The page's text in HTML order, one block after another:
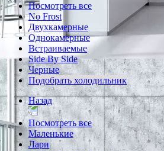
Посмотреть все
No Frost
Двухкамерные
Однокамерные
Встраиваемые
Side By Side
Черные
Подобрать холодильник
Назад
Посмотреть все
Маленькие
Лари